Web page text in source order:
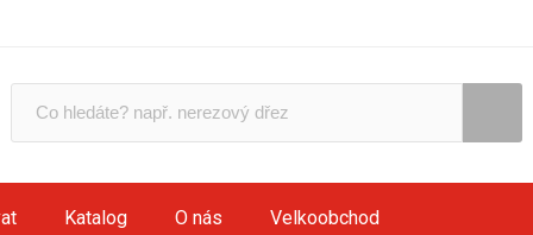
Katalog O nás Velkoobchod